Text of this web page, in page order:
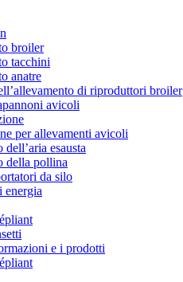
broiler
tacchini
anatre
di riproduttori broiler
avicoli
per allevamenti avicoli
dell’aria esausta
della pollina
da silo
energia
e i prodotti